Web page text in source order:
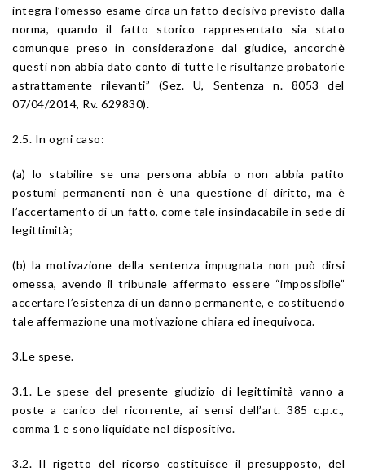
integra l’omesso esame circa un fatto decisivo previsto dalla
norma, quando il fatto storico rappresentato sia stato
comunque preso in considerazione dal giudice, ancorchè
questi non abbia dato conto di tutte le risultanze probatorie
astrattamente rilevanti” (Sez. U, Sentenza n. 8053 del
07/04/2014, Rv. 629830).
2.5. In ogni caso:
(a) lo stabilire se una persona abbia o non abbia patito
postumi permanenti non è una questione di diritto, ma è
l’accertamento di un fatto, come tale insindacabile in sede di
legittimità;
(b) la motivazione della sentenza impugnata non può dirsi
omessa, avendo il tribunale affermato essere “impossibile”
accertare l’esistenza di un danno permanente, e costituendo
tale affermazione una motivazione chiara ed inequivoca.
3.Le spese.
3.1. Le spese del presente giudizio di legittimità vanno a
poste a carico del ricorrente, ai sensi dell’art. 385 c.p.c.,
comma 1 e sono liquidate nel dispositivo.
3.2. Il rigetto del ricorso costituisce il presupposto, del